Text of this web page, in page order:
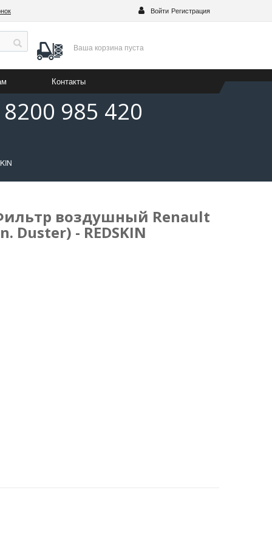
Войти Регистрация
Ваша корзина пуста
Контакты
985 420
Фильтр воздушный Renault
Duster) - REDSKIN